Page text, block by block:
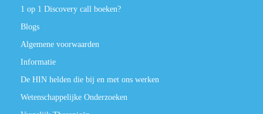
1 op 1 Discovery call boeken?
Blogs
Algemene voorwaarden
Informatie
De HIN helden die bij en met ons werken
Wetenschappelijke Onderzoeken